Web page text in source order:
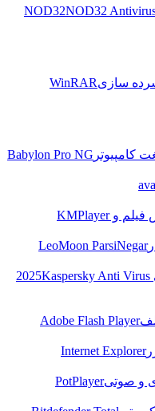
NOD32
سازیWinRAR
Babylon Pro NG
فیلم وKMPlayer
LeoMoon ParsiNegar
Kaspersky Anti Virus
Adobe Flash Player
Internet Explorer
و صوتیPotPlayer